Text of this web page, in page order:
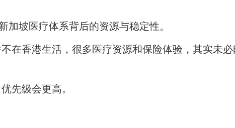
加坡医疗体系背后的资源与稳定性。
在香港生活，很多医疗资源和保险体验，其实未
先级会更高。